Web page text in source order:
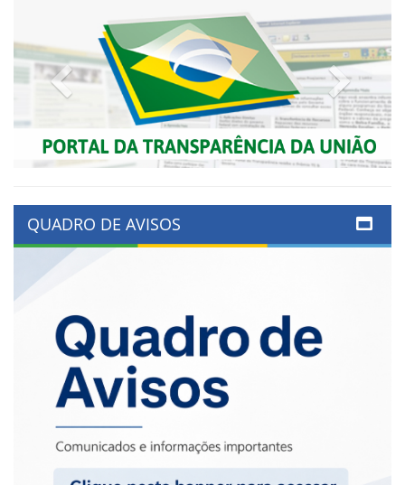
Previous Next
QUADRO DE AVISOS